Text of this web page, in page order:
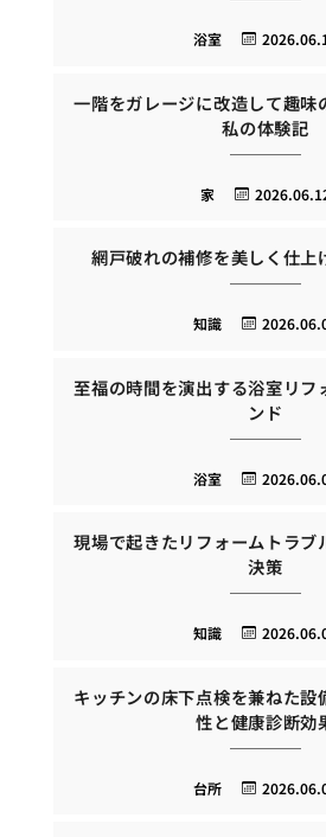
浴室
一階をガレージに改造して趣味
私の体験記
家
網戸破れの補修を美しく仕上
知識
至福の時間を演出する浴室リフ
ンド
浴室
現場で起きたリフォームトラブ
決策
知識
キッチンの床下点検を兼ねた設
性と健康診断効
台所